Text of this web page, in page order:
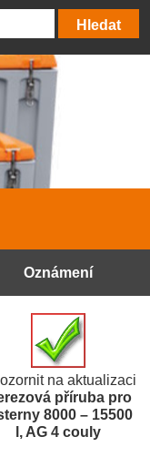
Oznámení
na aktualizaci
příruba pro
8000 – 15500
l, AG 4 couly